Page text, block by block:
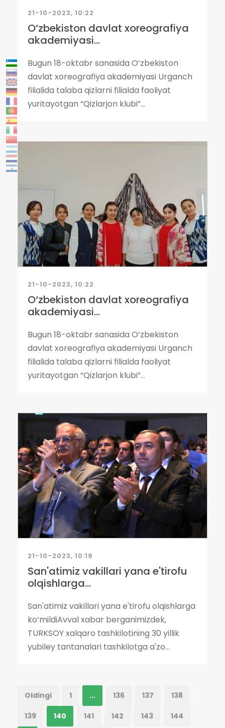
21-10-2023, 10:22
O‘zbekiston davlat xoreografiya
akademiyasi...
Bugun 18-oktabr sanasida O‘zbekiston
davlat xoreografiya akademiyasi Urganch
filialida talaba qizlarni filialda faoliyat
yuritayotgan “Qizlarjon klubi”...
21-10-2023, 10:22
O‘zbekiston davlat xoreografiya
akademiyasi...
Bugun 18-oktabr sanasida O‘zbekiston
davlat xoreografiya akademiyasi Urganch
filialida talaba qizlarni filialda faoliyat
yuritayotgan “Qizlarjon klubi”...
21-10-2023, 10:19
San'atimiz vakillari yana e'tirofu
olqishlarga...
San'atimiz vakillari yana e'tirofu olqishlarga
ko‘mildiAvval xabar berganimizdek,
TURKSOY xalqaro tashkilotining 30 yillik
yubiley tantanalari tashkilotga a'zo...
Oldingi 1 ... 136 137 138
139 140 141 142 143 144